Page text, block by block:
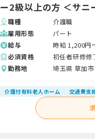
ー2級以上の方 ＜サニ
職種
介護職
雇用形態
パート
給与
時給 1,200円
必須資格
初任者研修
勤務地
埼玉県 草加
介護付有料老人ホーム 交通費支